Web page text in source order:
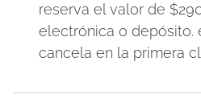
reserva el valor de
electrónica o depósito.
cancela en la primera